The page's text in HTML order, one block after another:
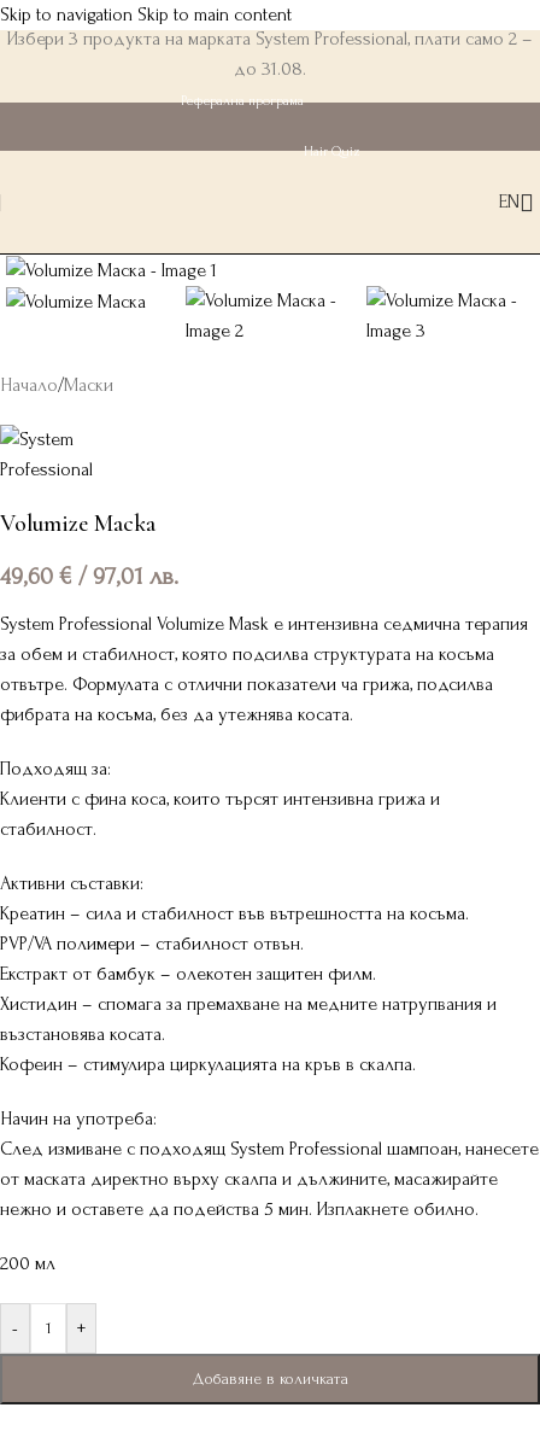
Skip to navigation Skip to main content
Избери 3 продукта на марката System Professional, плати само 2 –
до 31.08.
Реферална програма
Hair Quiz
EN
Начало/Маски
Volumize Маска
49,60 € / 97,01 лв.
System Professional Volumize Mask е интензивна седмична терапия
за обем и стабилност, която подсилва структурата на косъма
отвътре. Формулата с отлични показатели ча грижа, подсилва
фибрата на косъма, без да утежнява косата.
Подходящ за:
Клиенти с фина коса, които търсят интензивна грижа и
стабилност.
Активни съставки:
Креатин – сила и стабилност във вътрешността на косъма.
PVP/VA полимери – стабилност отвън.
Екстракт от бамбук – олекотен защитен филм.
Хистидин – спомага за премахване на медните натрупвания и
възстановява косата.
Кофеин – стимулира циркулацията на кръв в скалпа.
Начин на употреба:
След измиване с подходящ System Professional шампоан, нанесете
от маската директно върху скалпа и дължините, масажирайте
нежно и оставете да подейства 5 мин. Изплакнете обилно.
200 мл
- +
Добавяне в количката